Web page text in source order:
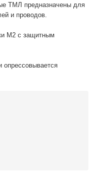
ТМЛ предназначены для
и проводов.
М2 с защитным
опрессовывается